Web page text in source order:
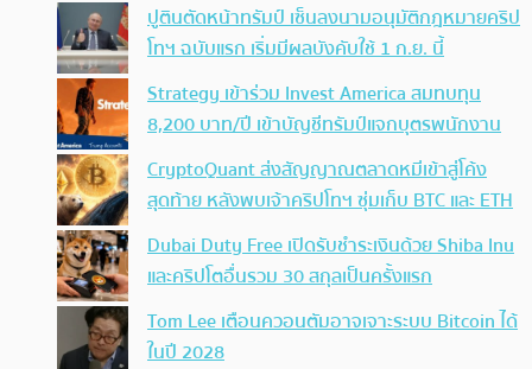
ปูตินตัดหน้าทรัมป์ เซ็นลงนามอนุมัติกฎหมายคริป
โทฯ ฉบับแรก เริ่มมีผลบังคับใช้ 1 ก.ย. นี้
Strategy เข้าร่วม Invest America สมทบทุน
8,200 บาท/ปี เข้าบัญชีทรัมป์แจกบุตรพนักงาน
CryptoQuant ส่งสัญญาณตลาดหมีเข้าสู่โค้ง
สุดท้าย หลังพบเจ้าคริปโทฯ ซุ่มเก็บ BTC และ ETH
Dubai Duty Free เปิดรับชำระเงินด้วย Shiba Inu
และคริปโตอื่นรวม 30 สกุลเป็นครั้งแรก
Tom Lee เตือนควอนตัมอาจเจาะระบบ Bitcoin ได้
ในปี 2028